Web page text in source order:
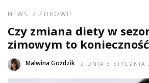
NEWS / ZDROWIE
Czy zmiana diety w
zimowym to
Malwina Goździk Z DNIA 3 STYCZNIA